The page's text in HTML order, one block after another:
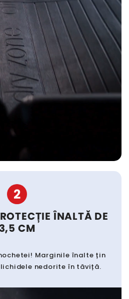
2
ÎNALTĂ DE
3,5 CM
Marginile înalte țin
nedorite în tăviță.